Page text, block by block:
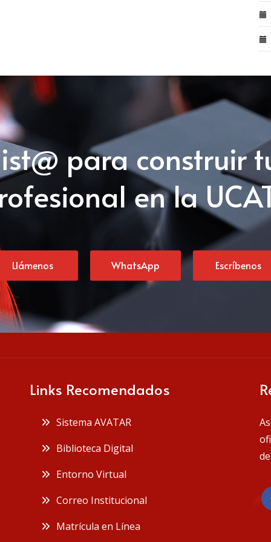
para construir
en la
Llámenos WhatsApp Escríbenos
Links Recomendados
Sistema AVATAR
Biblioteca Digital
Entorno Virtual
Correo Institucional
Matrícula en Línea